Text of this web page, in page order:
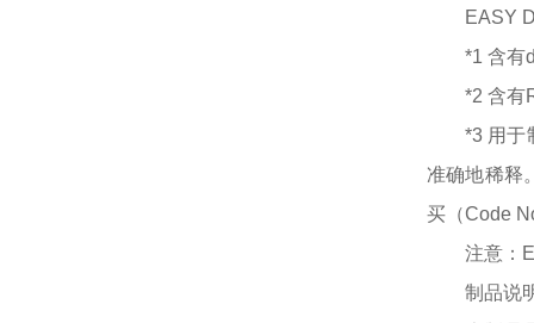
EASY
*1 含有
*2 含有
*3 用于
准确地稀释
买（Code
注意：
制品说